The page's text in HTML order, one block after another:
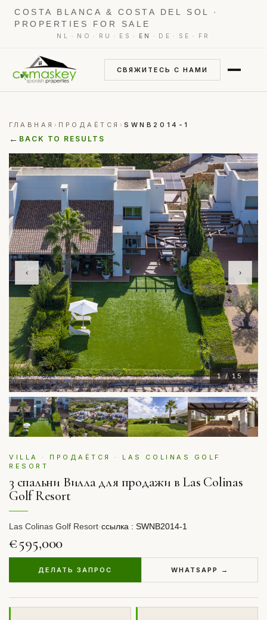
COSTA BLANCA & COSTA DEL SOL ·
PROPERTIES FOR SALE
NL · NO · RU · ES · EN · DE · SE · FR
СВЯЖИТЕСЬ С НАМИ
ГЛАВНАЯ › ПРОДАЁТСЯ ›SWNB2014-1
← BACK TO RESULTS
1 / 15
‹ ›
VILLA · ПРОДАЁТСЯ · LAS COLINAS GOLF
RESORT
3 спальни Вилла для продажи в Las Colinas
Golf Resort
Las Colinas Golf Resort·ссылка : SWNB2014-1
€595,000
ДЕЛАТЬ ЗАПРОС WHATSAPP →